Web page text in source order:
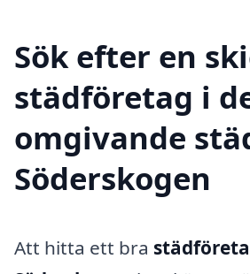
Sök efter en
städföretag i
omgivande
Söderskogen
Att hitta ett bra